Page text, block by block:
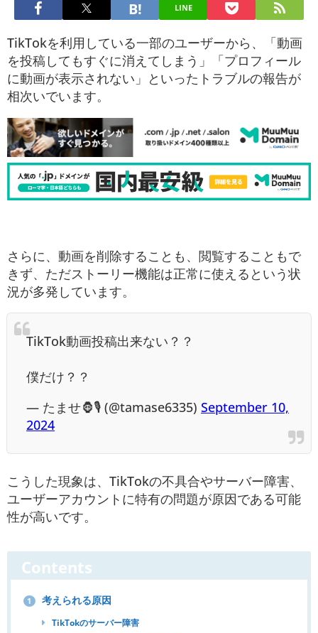
LINE
TikTokを利用している一部のユーザーから、「動画
を投稿してもすぐに消えてしまう」「プロフィール
に動画が表示されない」といったトラブルの報告が
相次いでいます。
さらに、動画を削除することも、閲覧することもで
きず、ただストーリー機能は正常に使えるという状
況が多発しています。
TikTok動画投稿出来ない？？
僕だけ？？
— たませ🦍🎙 (@tamase6335) September 10,
2024
こうした現象は、TikTokの不具合やサーバー障害、
ユーザーアカウントに特有の問題が原因である可能
性が高いです。
Contents
1 考えられる原因
TikTokのサーバー障害